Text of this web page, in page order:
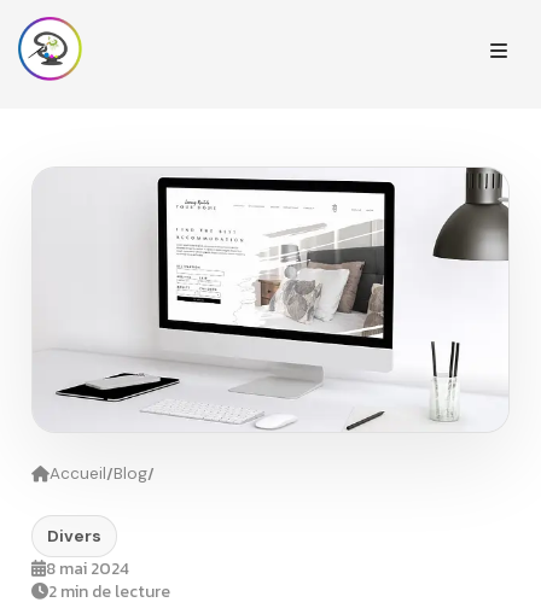
Accueil/Blog/
Divers
8 mai 2024
2 min de lecture